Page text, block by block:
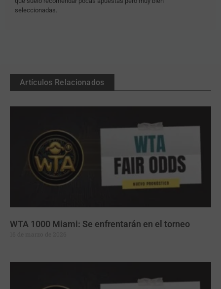
seleccionadas.
Artículos Relacionados
WTA 1000 Miami: Se enfrentarán en el torneo